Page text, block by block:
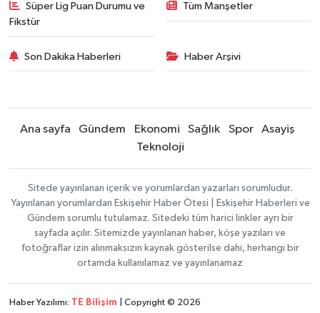
Süper Lig Puan Durumu ve
Fikstür
Tüm Manşetler
Son Dakika Haberleri Haber Arşivi
Ana sayfa Gündem Ekonomi Sağlık Spor
Asayiş
Teknoloji
Sitede yayınlanan içerik ve yorumlardan yazarları sorumludur.
Yayınlanan yorumlardan Eskişehir Haber Ötesi | Eskişehir Haberleri ve
Gündem sorumlu tutulamaz. Sitedeki tüm harici linkler ayrı bir
sayfada açılır. Sitemizde yayınlanan haber, köşe yazıları ve
fotoğraflar izin alınmaksızın kaynak gösterilse dahi, herhangi bir
ortamda kullanılamaz ve yayınlanamaz
Haber Yazılımı: TE Bilişim | Copyright © 2026